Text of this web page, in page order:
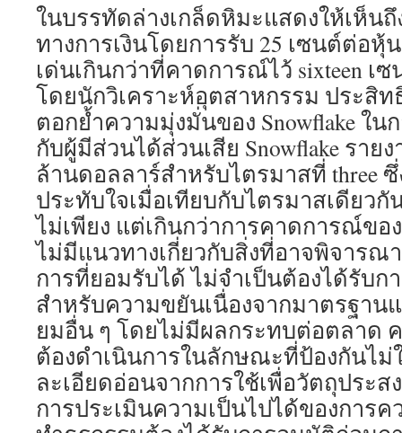
ในบรรทัดล่างเกล็ดหิมะแสดงให้เห็น
ทางการเงินโดยการรับ 25 เซนต์ต่อหุ้
เด่นเกินกว่าที่คาดการณ์ไว้ sixteen เ
โดยนักวิเคราะห์อุตสาหกรรม ประสิ
ตอกย้ำความมุ่งมั่นของ Snowflake ใ
กับผู้มีส่วนได้ส่วนเสีย Snowflake ราย
ล้านดอลลาร์สำหรับไตรมาสที่ three
ประทับใจเมื่อเทียบกับไตรมาสเดียว
ไม่เพียง แต่เกินกว่าการคาดการณ์ขอ
ไม่มีแนวทางเกี่ยวกับสิ่งที่อาจพิจารณ
การที่ยอมรับได้ ไม่จำเป็นต้องได้รับก
สำหรับความขยันเนื่องจากมาตรฐาน
ยมอื่น ๆ โดยไม่มีผลกระทบต่อตลาด
ต้องดำเนินการในลักษณะที่ป้องกันไ
ละเอียดอ่อนจากการใช้เพื่อวัตถุประ
การประเมินความเป็นไปได้ของการ